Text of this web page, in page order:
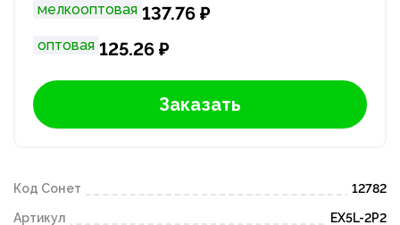
мелкооптовая 137.76 ₽
оптовая 125.26 ₽
Заказать
Код Сонет 12782
Артикул EX5L-2P2